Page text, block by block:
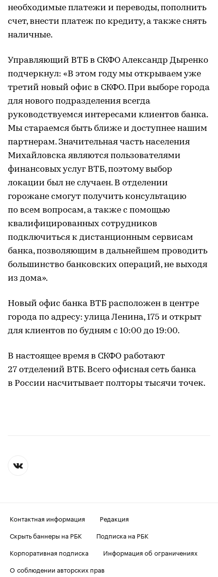
необходимые платежи и переводы, пополнить
счет, внести платеж по кредиту, а также снять
наличные.
Управляющий ВТБ в СКФО Александр Дыренко
подчеркнул: «В этом году мы открываем уже
третий новый офис в СКФО. При выборе города
для нового подразделения всегда
руководствуемся интересами клиентов банка.
Мы стараемся быть ближе и доступнее нашим
партнерам. Значительная часть населения
Михайловска являются пользователями
финансовых услуг ВТБ, поэтому выбор
локации был не случаен. В отделении
горожане смогут получить консультацию
по всем вопросам, а также с помощью
квалифицированных сотрудников
подключиться к дистанционным сервисам
банка, позволяющим в дальнейшем проводить
большинство банковских операций, не выходя
из дома».
Новый офис банка ВТБ расположен в центре
города по адресу: улица Ленина, 175 и открыт
для клиентов по будням с 10:00 до 19:00.
В настоящее время в СКФО работают
27 отделений ВТБ. Всего офисная сеть банка
в России насчитывает полторы тысячи точек.
Контактная информация
Редакция
Скрыть баннеры на РБК
Подписка на РБК
Корпоративная подписка
Информация об ограничениях
О соблюдении авторских прав